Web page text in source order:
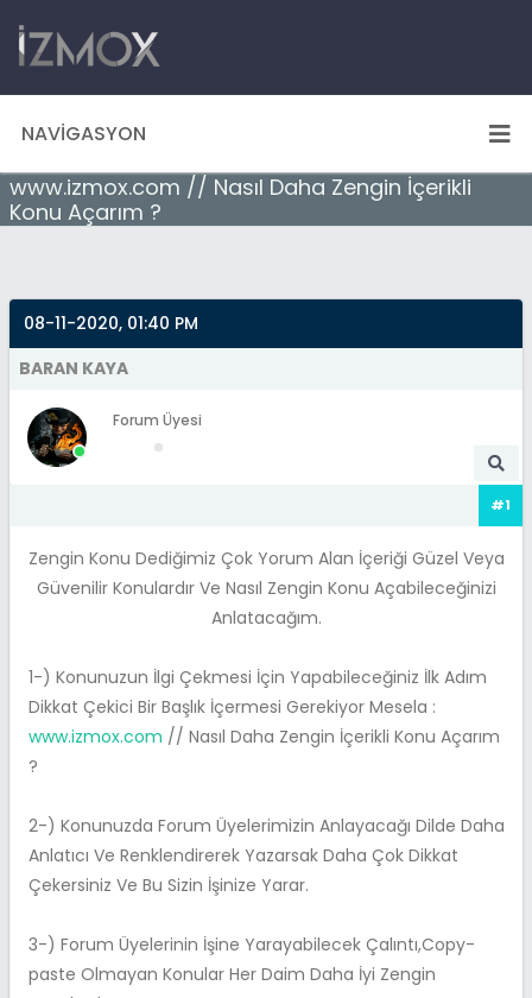
NAVIGASYON
www.izmox.com // Nasıl Daha Zengin İçerikli
Konu Açarım ?
08-11-2020, 01:40 PM
BARAN KAYA
Forum Üyesi
#1
Zengin Konu Dediğimiz Çok Yorum Alan İçeriği Güzel Veya
Güvenilir Konulardır Ve Nasıl Zengin Konu Açabileceğinizi
Anlatacağım.
1-) Konunuzun İlgi Çekmesi İçin Yapabileceğiniz İlk Adım
Dikkat Çekici Bir Başlık İçermesi Gerekiyor Mesela :
www.izmox.com // Nasıl Daha Zengin İçerikli Konu Açarım
?
2-) Konunuzda Forum Üyelerimizin Anlayacağı Dilde Daha
Anlatıcı Ve Renklendirerek Yazarsak Daha Çok Dikkat
Çekersiniz Ve Bu Sizin İşinize Yarar.
3-) Forum Üyelerinin İşine Yarayabilecek Çalıntı,Copy-
paste Olmayan Konular Her Daim Daha İyi Zengin